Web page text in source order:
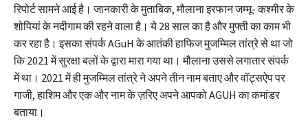
रिपोर्ट सामने आई है। जानकारी के मुताबिक, मौलाना इरफान जम्मू- कश्मीर के
शोपियां के नदीगाम की रहने वाला है। ये 28 साल का है और मुफ्ती का काम भी
कर रहा है। इसका संपर्क AGuH के आतंकी हाफिज मुजम्मिल तांत्रे से था जो
कि 2021 में सुरक्षा बलों के द्वारा मारा गया था। मौलाना उससे लगातार संपर्क
में था। 2021 में ही मुजम्मिल तांत्रे ने अपने तीन नाम बताए और वॉट्सऐप पर
गाजी, हाशिम और एक और नाम के ज़रिए अपने आपको AGUH का कमांडर
बताया।